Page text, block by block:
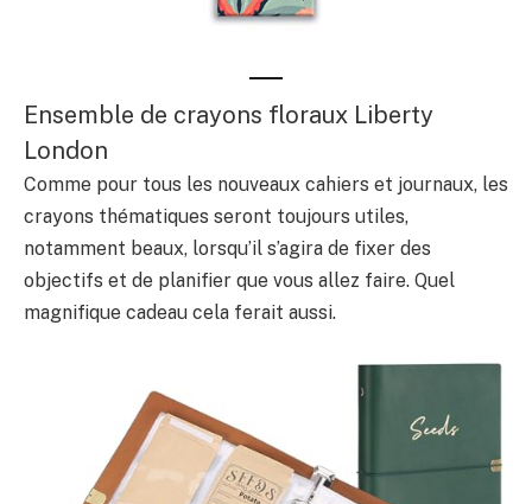
Ensemble de crayons floraux Liberty
London
Comme pour tous les nouveaux cahiers et journaux, les
crayons thématiques seront toujours utiles,
notamment beaux, lorsqu’il s’agira de fixer des
objectifs et de planifier que vous allez faire. Quel
magnifique cadeau cela ferait aussi.